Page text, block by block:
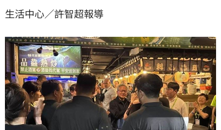
面對眾人爭搶，他先用手「噓」了一下，立刻掌控全
出，也讓網友大讚「這男人太帥了！」
生活中心／許智超報導